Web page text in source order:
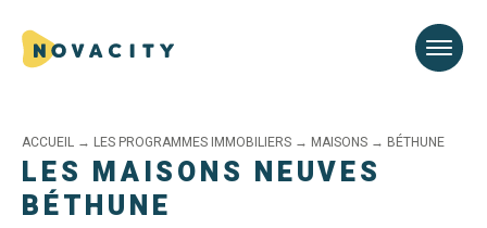
ACCUEIL → LES PROGRAMMES IMMOBILIERS → MAISONS → BÉTHUNE
LES MAISONS NEUVES
BÉTHUNE